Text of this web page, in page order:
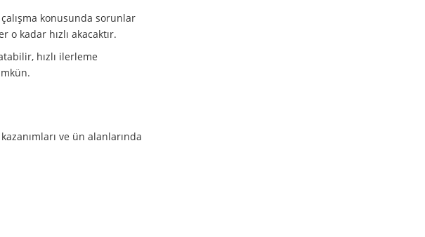
konusunda sorunlar
kadar hızlı akacaktır.
hızlı ilerleme
ve ün alanlarında